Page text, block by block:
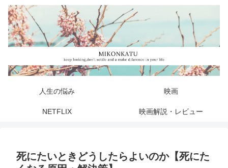
人生の悩み 映画
NETFLIX 映画解説・レビュー
死にたいときどうしたらよいのか【死にた